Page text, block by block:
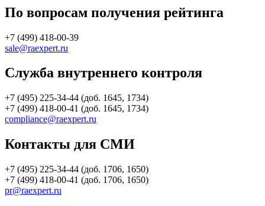
По вопросам получения рейтинга
+7 (499) 418-00-39
sale@raexpert.ru
Служба внутреннего контроля
+7 (495) 225-34-44 (доб. 1645, 1734)
+7 (499) 418-00-41 (доб. 1645, 1734)
compliance@raexpert.ru
Контакты для СМИ
+7 (495) 225-34-44 (доб. 1706, 1650)
+7 (499) 418-00-41 (доб. 1706, 1650)
pr@raexpert.ru